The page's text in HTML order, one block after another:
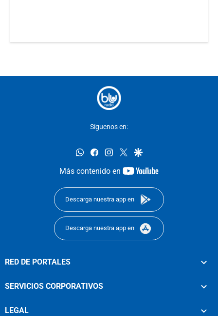
Síguenos en:
whatsappfacebookinstagram
twittergoogle
Más contenido en
youtube-
Descarga nuestra app en
Descarga nuestra app en
RED DE PORTALES
SERVICIOS CORPORATIVOS
LEGAL